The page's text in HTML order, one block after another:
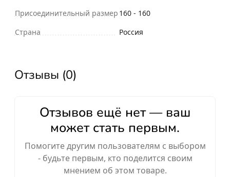
Присоединительный размер 160 - 160
Страна
Россия
Отзывы (0)
Отзывов ещё нет — ваш
может стать первым.
Помогите другим пользователям с выбором
- будьте первым, кто поделится своим
мнением об этом товаре.